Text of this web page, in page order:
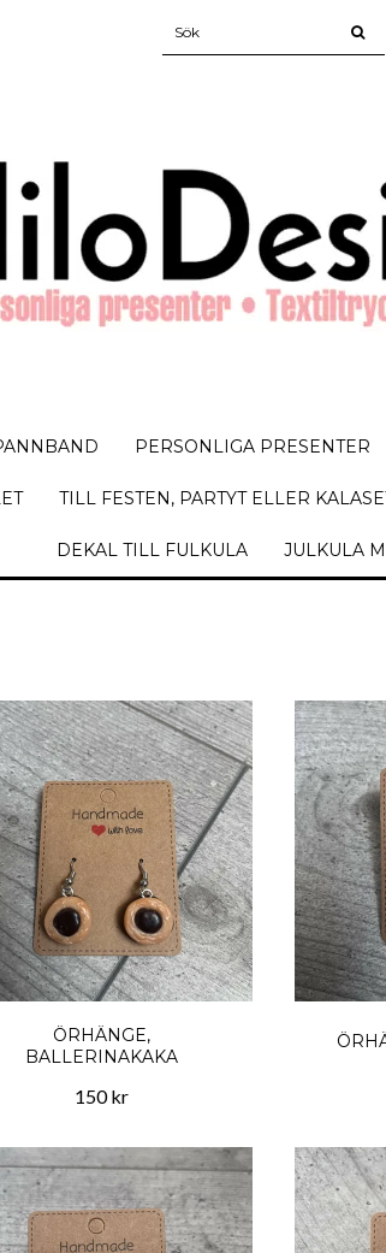
PERSONLIGA PRESENTER
TILL FESTEN, PARTYT ELLER
DEKAL TILL FULKULA JULKULA
ÖRHÄNGE,
BALLERINAKAKA
150 kr